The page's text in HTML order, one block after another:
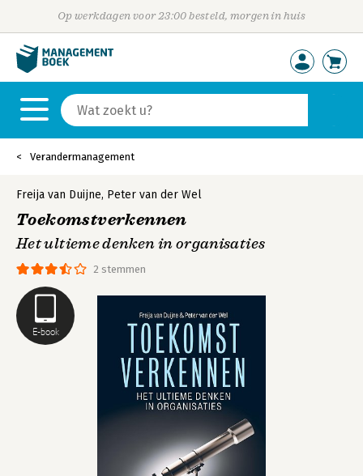
Op werkdagen voor 23:00 besteld, morgen in huis
Verandermanagement
E-book
2 stemmen
Freija van Duijne, Peter van der Wel
Toekomstverkennen
Het ultieme denken in organisaties